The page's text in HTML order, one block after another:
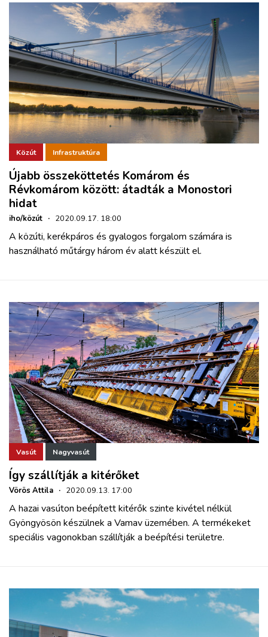
Közút Infrastruktúra
Újabb összeköttetés Komárom és
Révkomárom között: átadták a Monostori
hidat
iho/közút · 2020.09.17. 18:00
A közúti, kerékpáros és gyalogos forgalom számára is
használható műtárgy három év alatt készült el.
Vasút Nagyvasút
Így szállítják a kitérőket
Vörös Attila · 2020.09.13. 17:00
A hazai vasúton beépített kitérők szinte kivétel nélkül
Gyöngyösön készülnek a Vamav üzemében. A termékeket
speciális vagonokban szállítják a beépítési területre.